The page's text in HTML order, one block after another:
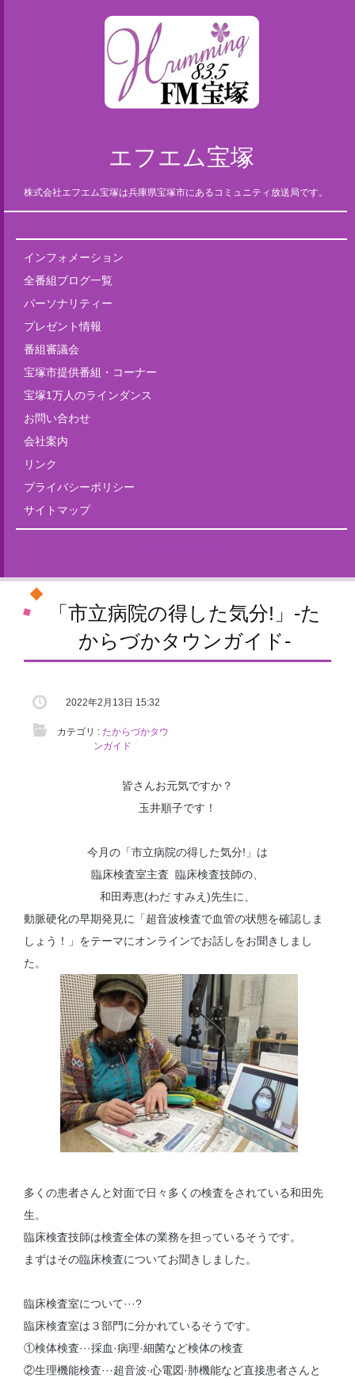
エフエム宝塚
株式会社エフエム宝塚は兵庫県宝塚市にあるコミュニティ放送局です。
インフォメーション
全番組ブログ一覧
パーソナリティー
プレゼント情報
番組審議会
宝塚市提供番組・コーナー
宝塚1万人のラインダンス
お問い合わせ
会社案内
リンク
プライバシーポリシー
サイトマップ
「市立病院の得した気分!」-た
からづかタウンガイド-
2022年2月13日 15:32
カテゴリ : たからづかタウ
ンガイド
皆さんお元気ですか？
玉井順子です！
今月の「市立病院の得した気分!」は
臨床検査室主査 臨床検査技師の、
和田寿恵(わだ すみえ)先生に、
動脈硬化の早期発見に「超音波検査で血管の状態を確認しま
しょう！」をテーマにオンラインでお話しをお聞きしまし
た。
多くの患者さんと対面で日々多くの検査をされている和田先
生。
臨床検査技師は検査全体の業務を担っているそうです。
まずはその臨床検査についてお聞きしました。
臨床検査室について···?
臨床検査室は３部門に分かれているそうです。
①検体検査···採血·病理·細菌など検体の検査
②生理機能検査···超音波·心電図·肺機能など直接患者さんと